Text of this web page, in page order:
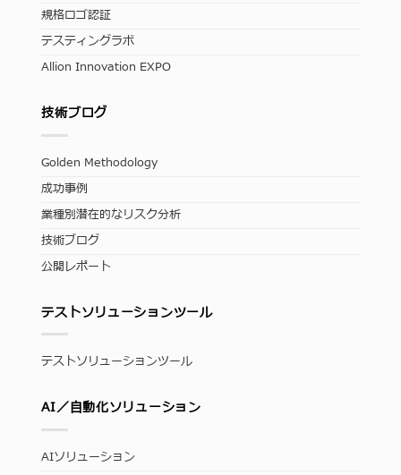
規格ロゴ認証
テスティングラボ
Allion Innovation EXPO
技術ブログ
Golden Methodology
成功事例
業種別潜在的なリスク分析
技術ブログ
公開レポート
テストソリューションツール
テストソリューションツール
AI／自動化ソリューション
AIソリューション